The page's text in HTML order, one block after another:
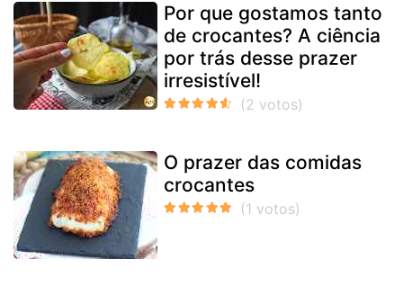
Por que gostamos tanto
de crocantes? A ciência
por trás desse prazer
irresistível!
O prazer das comidas
crocantes